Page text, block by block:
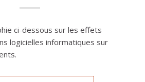
ci-dessous sur les effets
logicielles informatiques sur